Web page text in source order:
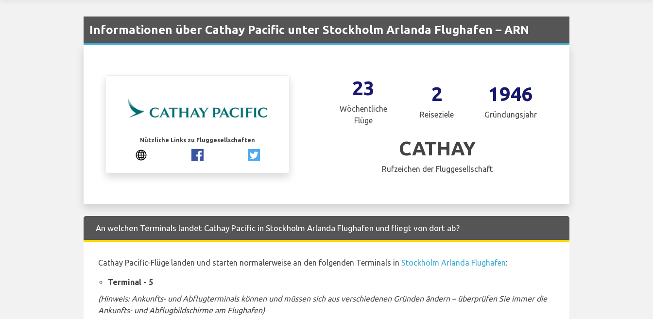
Informationen über Cathay Pacific unter Stockholm Arlanda Flughafen – ARN
Nützliche Links zu Fluggesellschaften
23
Wöchentliche
Flüge
2
Reiseziele
1946
Gründungsjahr
CATHAY
Rufzeichen der Fluggesellschaft
An welchen Terminals landet Cathay Pacific in Stockholm Arlanda Flughafen und fliegt von dort ab?
Cathay Pacific-Flüge landen und starten normalerweise an den folgenden Terminals in Stockholm Arlanda Flughafen:
Terminal - 5
(Hinweis: Ankunfts- und Abflugterminals können und müssen sich aus verschiedenen Gründen ändern – überprüfen Sie immer die
Ankunfts- und Abflugbildschirme am Flughafen)